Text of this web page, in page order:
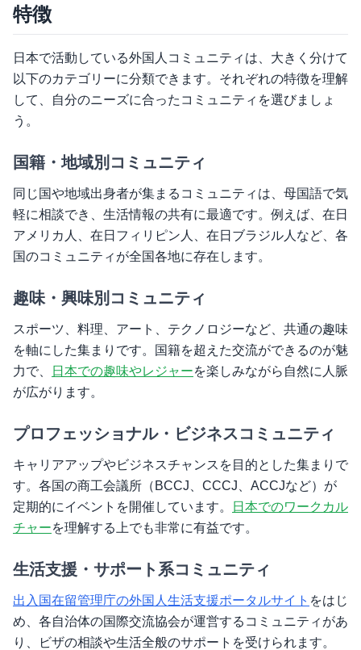
特徴
日本で活動している外国人コミュニティは、大きく分けて
以下のカテゴリーに分類できます。それぞれの特徴を理解
して、自分のニーズに合ったコミュニティを選びましょ
う。
国籍・地域別コミュニティ
同じ国や地域出身者が集まるコミュニティは、母国語で気
軽に相談でき、生活情報の共有に最適です。例えば、在日
アメリカ人、在日フィリピン人、在日ブラジル人など、各
国のコミュニティが全国各地に存在します。
趣味・興味別コミュニティ
スポーツ、料理、アート、テクノロジーなど、共通の趣味
を軸にした集まりです。国籍を超えた交流ができるのが魅
力で、
日本での趣味やレジャーを楽しみながら自然に人脈
が広がります。
プロフェッショナル・ビジネスコミュニティ
キャリアアップやビジネスチャンスを目的とした集まりで
す。各国の商工会議所（BCCJ、CCCJ、ACCJなど）が
定期的にイベントを開催しています。
日本でのワークカル
チャーを理解する上でも非常に有益です。
生活支援・サポート系コミュニティ
出入国在留管理庁の外国人生活支援ポータルサイト をはじ
め、各自治体の国際交流協会が運営するコミュニティがあ
り、ビザの相談や生活全般のサポートを受けられます。